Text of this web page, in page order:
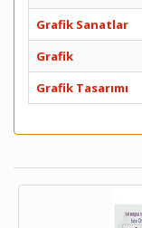
Grafik Sanatlar
Grafik
Grafik Tasarımı